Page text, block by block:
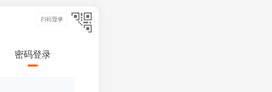
密码登录